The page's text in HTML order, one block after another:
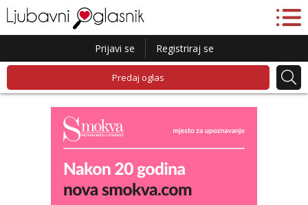
Prijavi se Registriraj se
Predaj oglas